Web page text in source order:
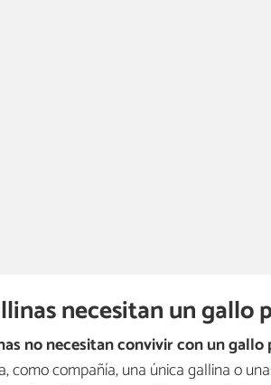
necesitan un gallo
no necesitan convivir con un
como compañía, una única gallina o